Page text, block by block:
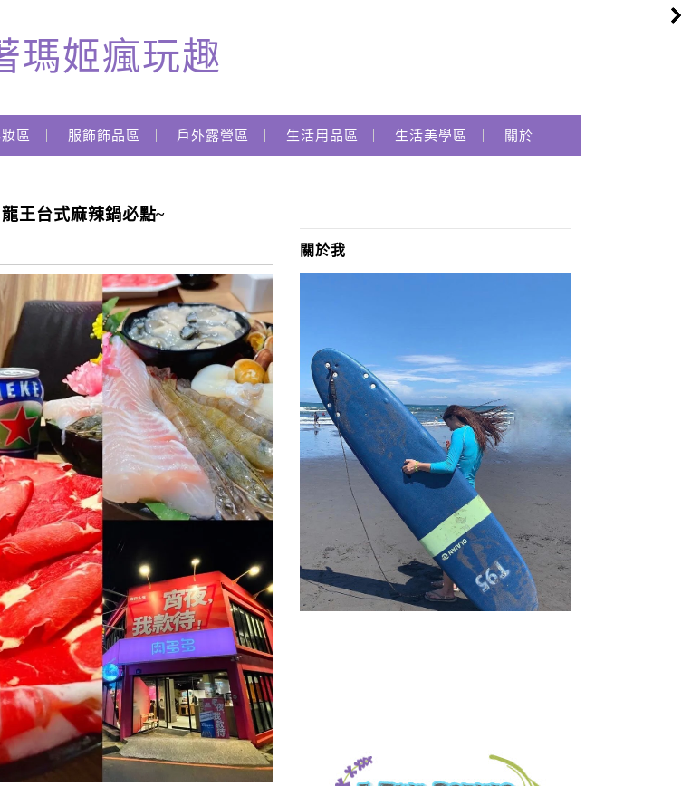
瑪姬瘋玩趣
區 服飾飾品區 戶外露營區 生活用品區 生活美學區 關於
王台式麻辣鍋必點~
關於我